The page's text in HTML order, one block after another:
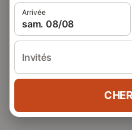
Arrivée
sam. 08/08
Invités